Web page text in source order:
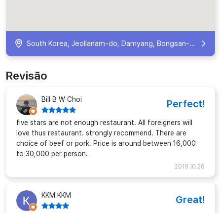
South Korea, Jeollanam-do, Damyang, Bongsan-myeon, Gigok-ri, 293-1 KR
Revisão
Bill B W Choi Perfect!
five stars are not enough restaurant. All foreigners will
love thus restaurant. strongly recommend. There are
choice of beef or pork. Price is around between 16,000
to 30,000 per person.
2019.10.26
KKM KKM Great!